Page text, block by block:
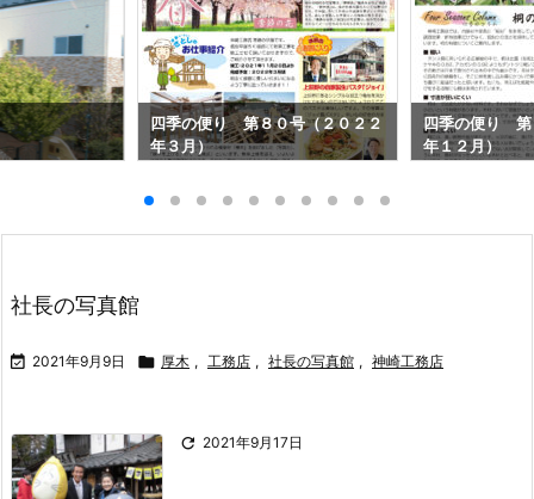
四季の便り 第８０号（２０２２
年３月）
四季の便り 第
年１２月）
社長の写真館
 2021年9月9日  厚木 , 工務店 , 社長の写真館 , 神崎工務店
 2021年9月17日